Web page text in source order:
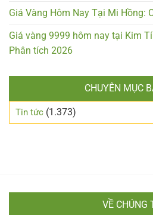
Giá Vàng Hôm Nay Tại Mi Hồng:
Giá vàng 9999 hôm nay tại Kim
Phân tích 2026
CHUYÊN MỤC
Tin tức (1.373)
VỀ CHÚNG